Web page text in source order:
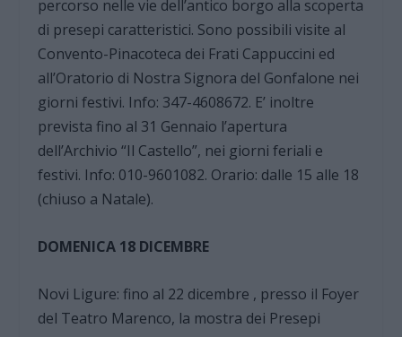
percorso nelle vie dell’antico borgo alla scoperta
di presepi caratteristici. Sono possibili visite al
Convento-Pinacoteca dei Frati Cappuccini ed
all’Oratorio di Nostra Signora del Gonfalone nei
giorni festivi. Info: 347-4608672. E’ inoltre
prevista fino al 31 Gennaio l’apertura
dell’Archivio “Il Castello”, nei giorni feriali e
festivi. Info: 010-9601082. Orario: dalle 15 alle 18
(chiuso a Natale).
DOMENICA 18 DICEMBRE
Novi Ligure: fino al 22 dicembre , presso il Foyer
del Teatro Marenco, la mostra dei Presepi